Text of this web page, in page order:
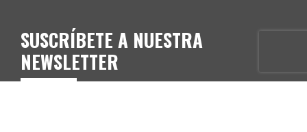
SUSCRÍBETE A NUESTRA
NEWSLETTER